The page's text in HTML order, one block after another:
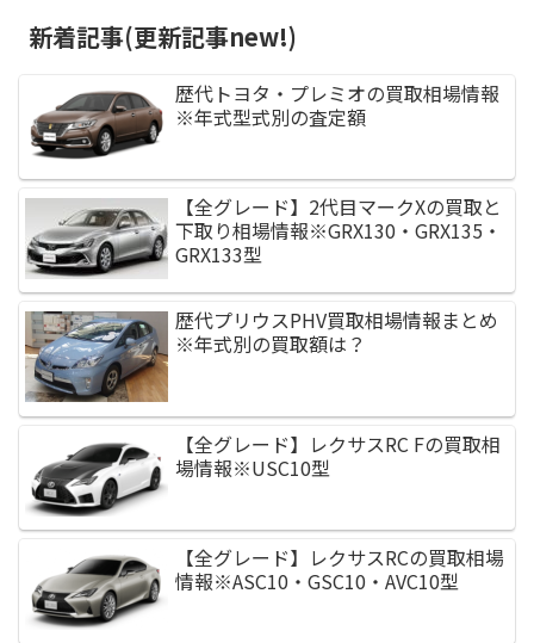
新着記事(更新記事new!)
歴代トヨタ・プレミオの買取相場情報
※年式型式別の査定額
【全グレード】2代目マークXの買取と
下取り相場情報※GRX130・GRX135・
GRX133型
歴代プリウスPHV買取相場情報まとめ
※年式別の買取額は？
【全グレード】レクサスRC Fの買取相
場情報※USC10型
【全グレード】レクサスRCの買取相場
情報※ASC10・GSC10・AVC10型